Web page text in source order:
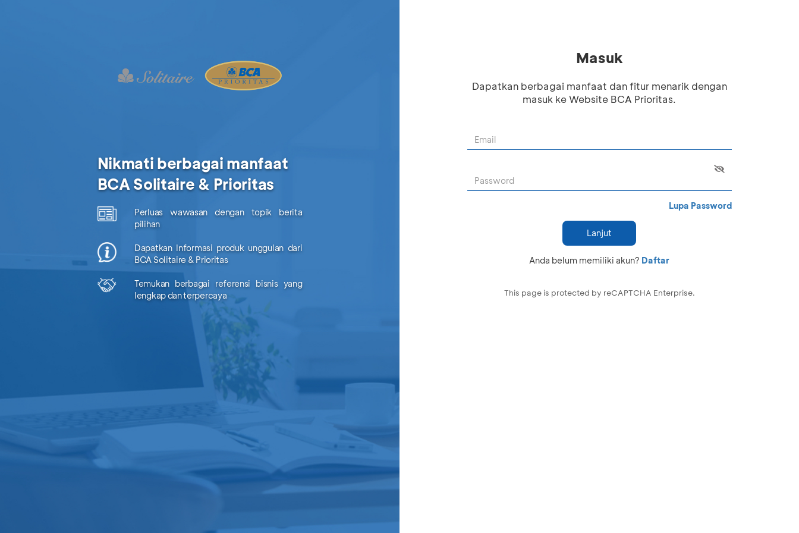
Nikmati berbagai manfaat
BCA Solitaire & Prioritas
Perluas wawasan dengan topik berita
pilihan
Dapatkan Informasi produk unggulan dari
BCA Solitaire & Prioritas
Temukan berbagai referensi bisnis yang
lengkap dan terpercaya
Masuk
Dapatkan berbagai manfaat dan fitur menarik dengan
masuk ke Website BCA Prioritas.
Lupa Password
Lanjut
Anda belum memiliki akun? Daftar
This page is protected by reCAPTCHA Enterprise.